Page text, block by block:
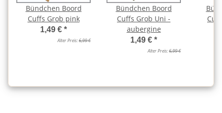
Bündchen Boord
Cuffs Grob pink
1,49 € *
Alter Preis:6,99 €
Bündchen Boord
Cuffs Grob Uni -
aubergine
1,49 € *
Alter Preis:6,99 €